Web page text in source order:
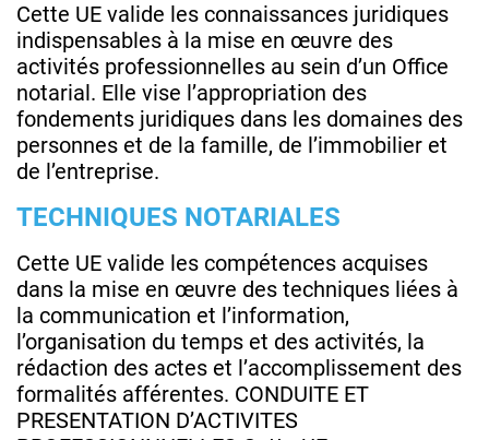
Cette UE valide les connaissances juridiques
indispensables à la mise en œuvre des
activités professionnelles au sein d’un Office
notarial. Elle vise l’appropriation des
fondements juridiques dans les domaines des
personnes et de la famille, de l’immobilier et
de l’entreprise.
TECHNIQUES NOTARIALES
Cette UE valide les compétences acquises
dans la mise en œuvre des techniques liées à
la communication et l’information,
l’organisation du temps et des activités, la
rédaction des actes et l’accomplissement des
formalités afférentes. CONDUITE ET
PRESENTATION D’ACTIVITES